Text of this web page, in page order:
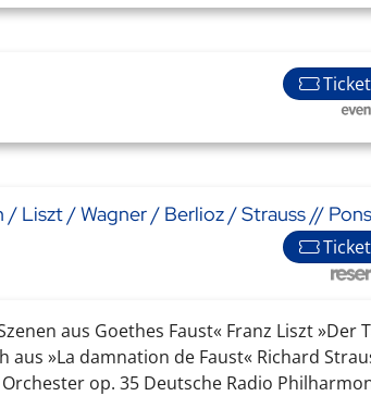
/ Liszt / Wagner / Berlioz / Strauss // Pons
aus Goethes Faust« Franz Liszt
»La damnation de Faust« Richard
op. 35 Deutsche Radio